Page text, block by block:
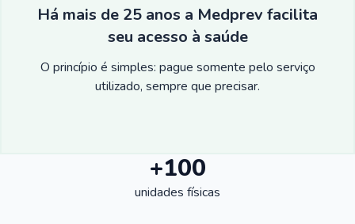
Há mais de 25 anos a Medprev facilita
seu acesso à saúde
O princípio é simples: pague somente pelo serviço
utilizado, sempre que precisar.
+100
unidades físicas